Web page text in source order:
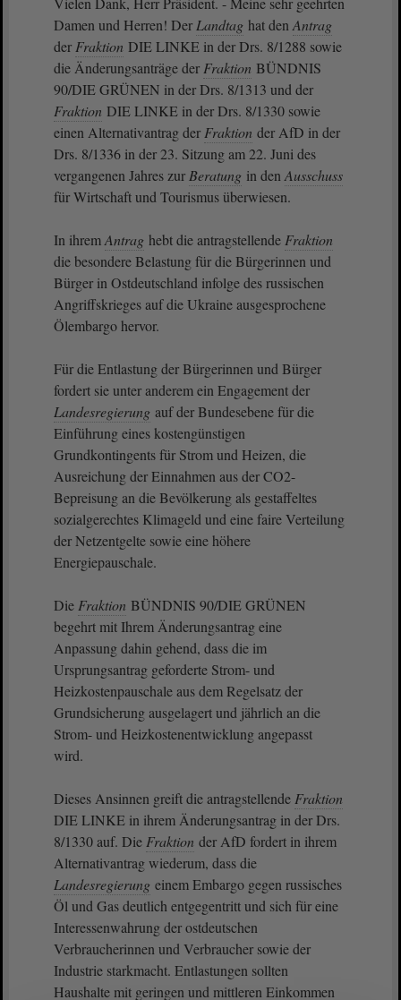
Damen und Herren! Der Landtag hat den Antrag
der Fraktion DIE LINKE in der Drs. 8/1288 sowie
die Änderungsanträge der Fraktion BÜNDNIS
90/DIE GRÜNEN in der Drs. 8/1313 und der
Fraktion DIE LINKE in der Drs. 8/1330 sowie
einen Alternativantrag der Fraktion der AfD in der
Drs. 8/1336 in der 23. Sitzung am 22. Juni des
vergangenen Jahres zur Beratung in den Ausschuss
für Wirtschaft und Tourismus überwiesen.
In ihremAntrag hebt die antragstellende Fraktion
die besondere Belastung für die Bürgerinnen und
Bürger in Ostdeutschland infolge des russischen
Angriffskrieges auf die Ukraine ausgesprochene
Ölembargo hervor.
Für die Entlastung der Bürgerinnen und Bürger
fordert sie unter anderem ein Engagement der
Landesregierung auf der Bundesebene für die
Einführung eines kostengünstigen
Grundkontingents für Strom und Heizen, die
Ausreichung der Einnahmen aus der CO2-
Bepreisung an die Bevölkerung als gestaffeltes
sozialgerechtes Klimageld und eine faire Verteilung
der Netzentgelte sowie eine höhere
Energiepauschale.
Die Fraktion BÜNDNIS 90/DIE GRÜNEN
begehrt mit Ihrem Änderungsantrag eine
Anpassung dahin gehend, dass die im
Ursprungsantrag geforderte Strom- und
Heizkostenpauschale aus dem Regelsatz der
Grundsicherung ausgelagert und jährlich an die
Strom- und Heizkostenentwicklung angepasst
wird.
Dieses Ansinnen greift die antragstellende Fraktion
DIE LINKE in ihrem Änderungsantrag in der Drs.
8/1330 auf. Die Fraktion der AfD fordert in ihrem
Alternativantrag wiederum, dass die
Landesregierung einem Embargo gegen russisches
Öl und Gas deutlich entgegentritt und sich für eine
Interessenwahrung der ostdeutschen
Verbraucherinnen und Verbraucher sowie der
Industrie starkmacht. Entlastungen sollten
Haushalte mit geringen und mittleren Einkommen